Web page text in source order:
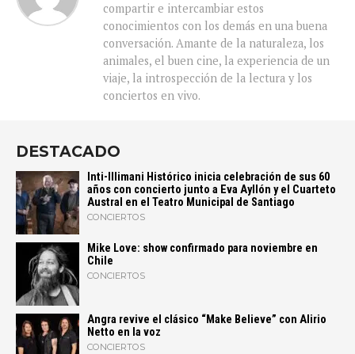
compartir e intercambiar estos
conocimientos con los demás en una buena
conversación. Amante de la naturaleza, los
animales, el buen cine, la experiencia de un
viaje, la introspección de la lectura y los
conciertos en vivo.
DESTACADO
Inti-Illimani Histórico inicia celebración de sus 60
años con concierto junto a Eva Ayllón y el Cuarteto
Austral en el Teatro Municipal de Santiago
CONCIERTOS
Mike Love: show confirmado para noviembre en
Chile
CONCIERTOS
Angra revive el clásico “Make Believe” con Alirio
Netto en la voz
CONCIERTOS